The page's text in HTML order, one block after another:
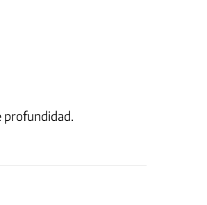
profundidad.